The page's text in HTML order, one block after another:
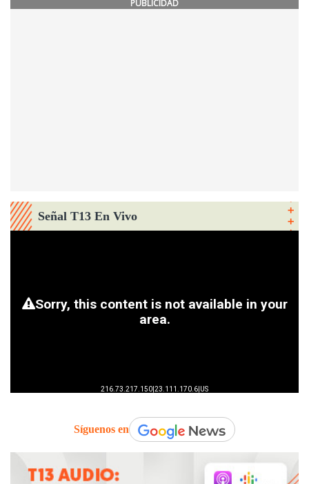
PUBLICIDAD
Señal T13 En Vivo
Síguenos en